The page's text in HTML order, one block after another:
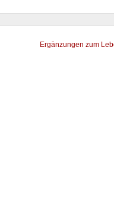
Ergänzungen zum